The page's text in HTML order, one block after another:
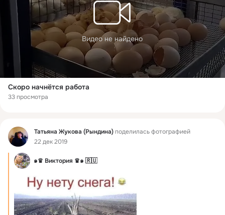
Видео не найдено
Скоро начнётся работа
33 просмотра
Фид Татьяна Жукова (Рындина)поделилась фотографией
22 дек 2019
๑♛ Виктория ♛๑ 🇷🇺